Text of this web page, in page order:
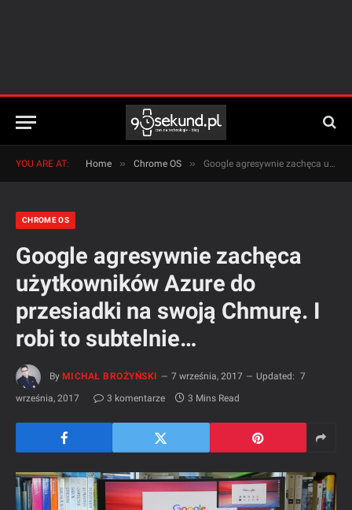
YOU ARE AT: Home » Chrome OS » Google agresywnie zachęca użytkowników Azure do przesiadki na swoją Chmurę. I robi to subtelnie…
CHROME OS
Google agresywnie zachęca
użytkowników Azure do
przesiadki na swoją Chmurę. I
robi to subtelnie…
By MICHAŁ BROŻYŃSKI 7 września, 2017 Updated: 7
września, 2017
3 komentarze 3 Mins Read